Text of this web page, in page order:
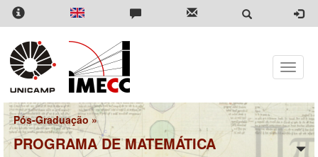
Pular
para
conteúdo
principal
Toggle
Pós-Graduação »
PROGRAMA DE MATEMÁTICA